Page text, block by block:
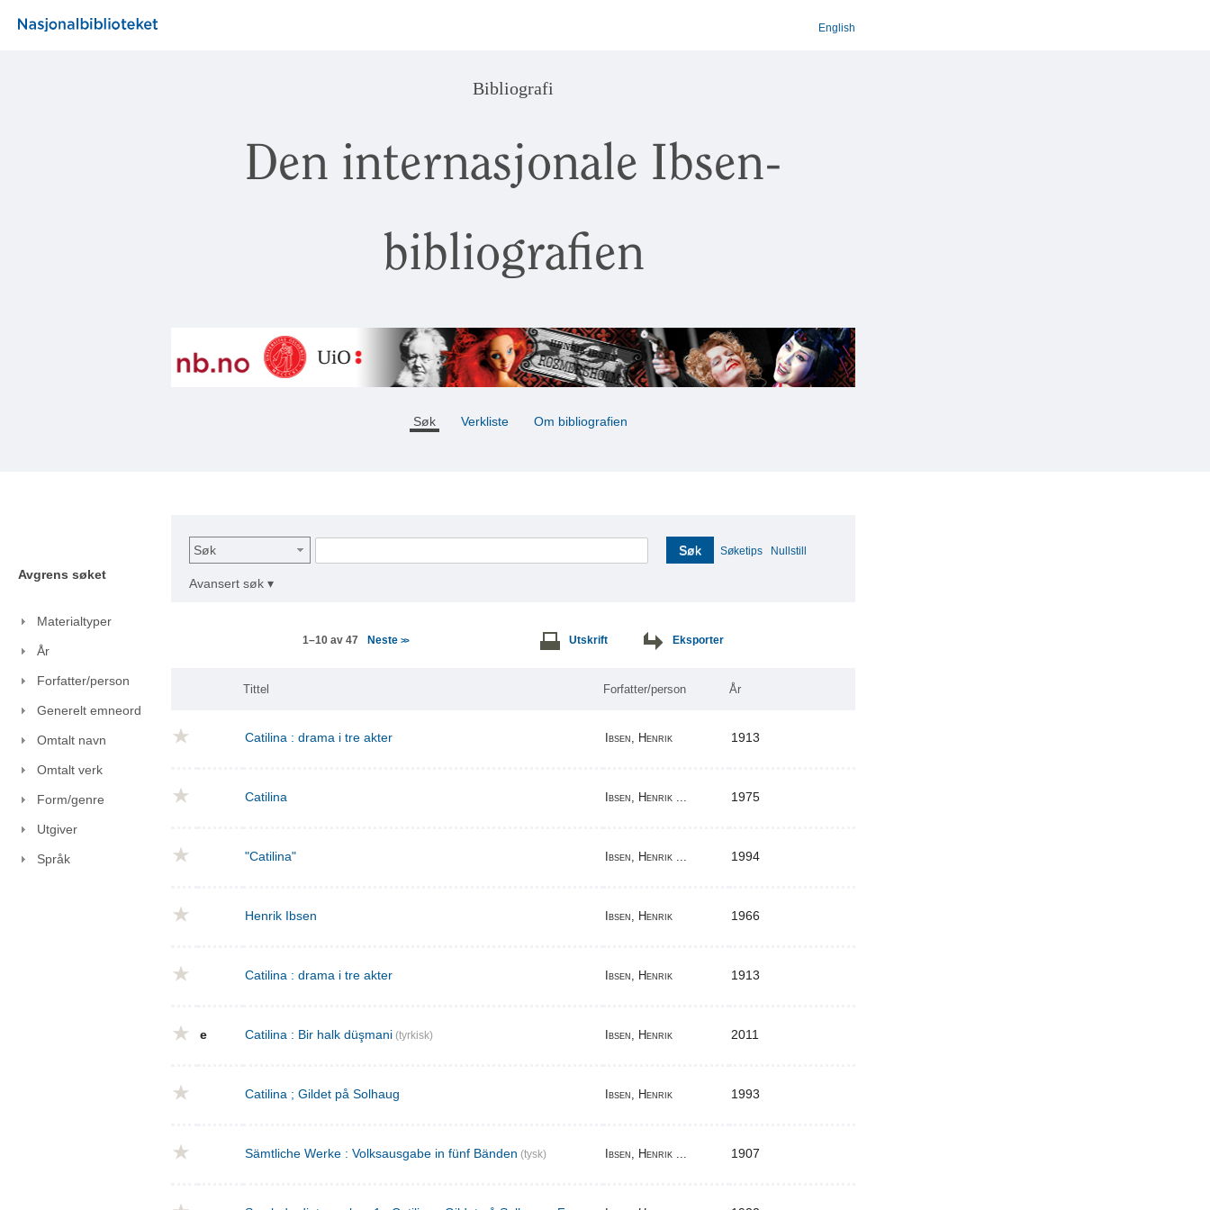
English
Bibliografi
Den internasjonale Ibsen-
bibliografien
Søk Verkliste Om bibliografien
Avgrens søket
Materialtyper
År
Forfatter/person
Generelt emneord
Omtalt navn
Omtalt verk
Form/genre
Utgiver
Språk
Søk Søk Søketips Nullstill
Avansert søk ▾
1–10 av 47 Neste>> Utskrift Eksporter
Tittel Forfatter/person År
Catilina : drama i tre akter Ibsen, Henrik 1913
Catilina Ibsen, Henrik ... 1975
"Catilina" Ibsen, Henrik ... 1994
Henrik Ibsen Ibsen, Henrik 1966
Catilina : drama i tre akter Ibsen, Henrik 1913
e Catilina : Bir halk düşmani (tyrkisk) Ibsen, Henrik 2011
Catilina ; Gildet på Solhaug Ibsen, Henrik 1993
Sämtliche Werke : Volksausgabe in fünf Bänden (tysk) Ibsen, Henrik ... 1907